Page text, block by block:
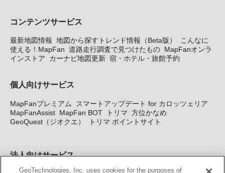
コンテンツサービス
最新地図情報 地図から探すトレンド情報（Beta版）
こんなに
使える！MapFan 道路走行調査で見つけたもの MapFanオンラ
インストア
カーナビ地図更新 宿・ホテル・旅館予約
個人向けサービス
MapFanプレミアム
スマートアップデート for カロッツェリア
MapFanAssist MapFan BOT トリマ 方位かなめ
GeoQuest（ジオクエ）
トリマ ポイントサイト
法人向けサービス
GeoTechnologies, Inc. uses cookies for the purposes of